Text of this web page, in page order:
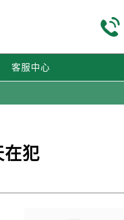

客服中心
在犯